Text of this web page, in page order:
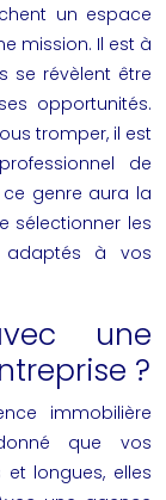
un espace
mission. Il est à
se révèlent être
opportunités.
tromper, il est
de
ce genre aura la
sélectionner les
à vos
une
?
immobilière
que vos
longues, elles